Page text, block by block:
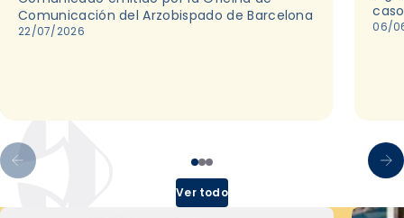
Comunicación del Arzobispado de Barcelona
22/07/2026 06/
Ver todo